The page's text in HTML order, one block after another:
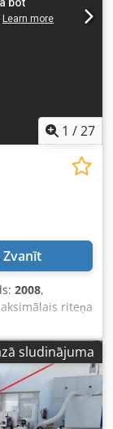
1 /27
Zvanīt
2008,
riteņa
svars
platība apm. 6,9
sludinājuma